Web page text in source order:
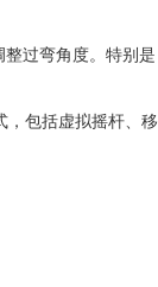
过弯角度。特别是
，包括虚拟摇杆、移